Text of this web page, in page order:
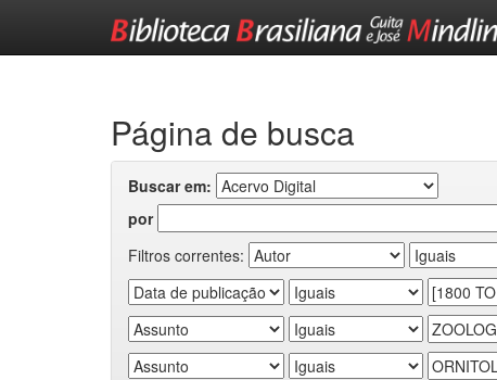
Página de busca
Buscar em:
por
Filtros correntes: